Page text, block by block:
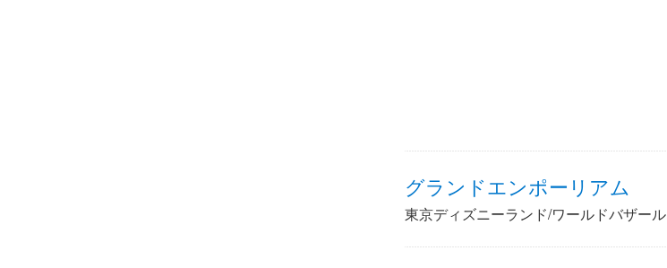
グランドエンポーリアム
東京ディズニーランド/ワールドバザール